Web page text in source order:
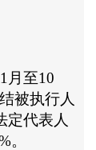
月至10
被执行人
定代表人
。